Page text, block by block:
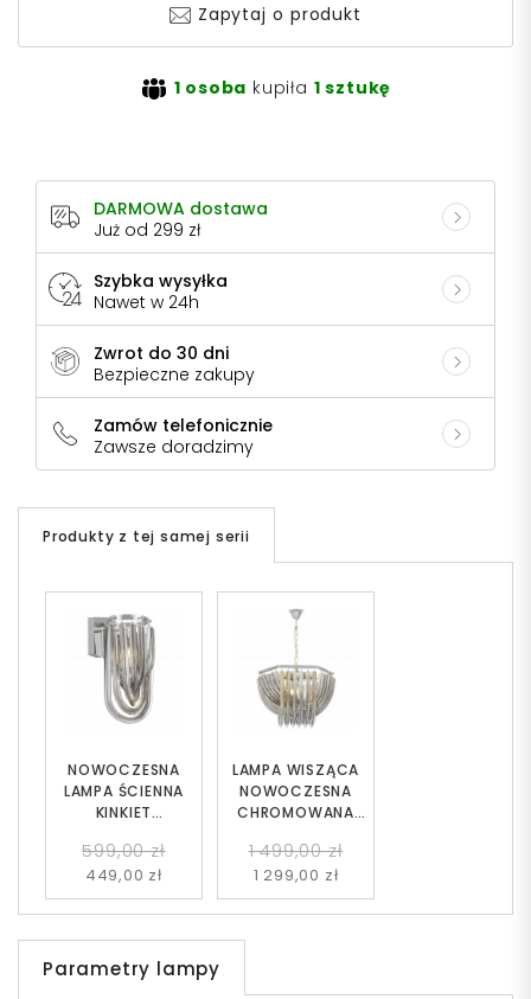
Zapytaj o produkt
1 osoba kupiła 1 sztukę
DARMOWA dostawa
Już od 299 zł
Szybka wysyłka
Nawet w 24h
Zwrot do 30 dni
Bezpieczne zakupy
Zamów telefonicznie
Zawsze doradzimy
Produkty z tej samej serii
LAMPA WISZĄCA
NOWOCZESNA
CHROMOWANA
1 499,00 zł
1 299,00 zł
NOWOCZESNA
LAMPA ŚCIENNA
KINKIET
BOSCONE W2
599,00 zł
449,00 zł
Parametry lampy